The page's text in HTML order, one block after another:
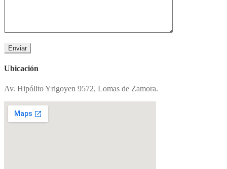
Ubicación
Av. Hipólito Yrigoyen 9572, Lomas de Zamora.